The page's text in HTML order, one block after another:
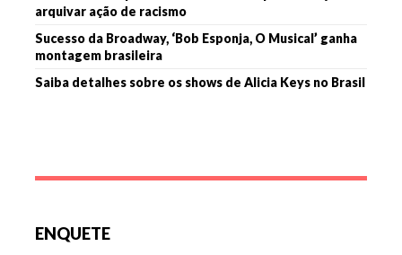
arquivar ação de racismo
Sucesso da Broadway, ‘Bob Esponja, O Musical’ ganha
montagem brasileira
Saiba detalhes sobre os shows de Alicia Keys no Brasil
ENQUETE